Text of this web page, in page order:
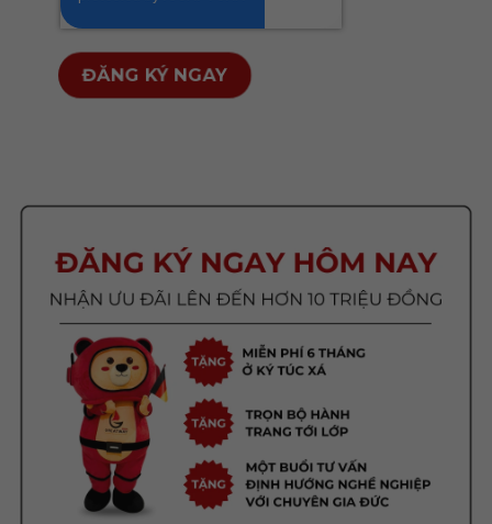
vấn
gì?